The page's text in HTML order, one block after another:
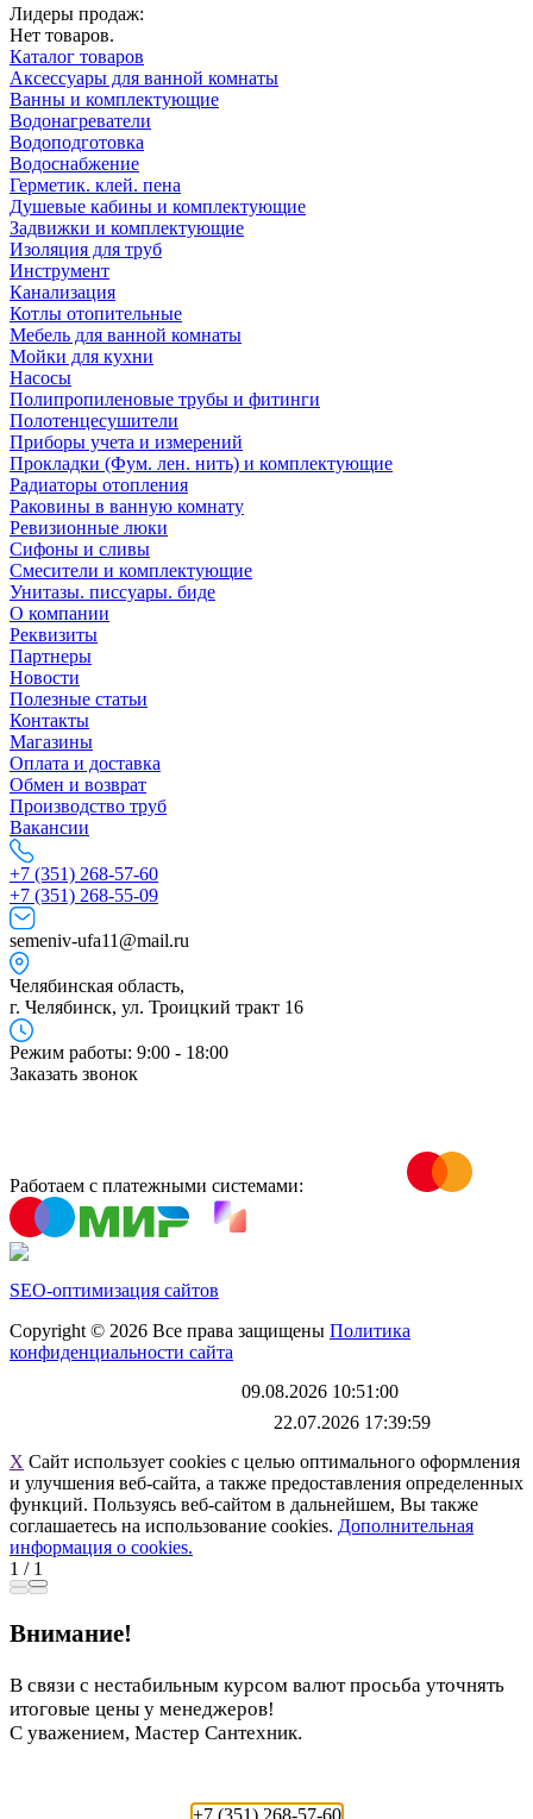
Лидеры продаж:
Нет товаров.
Каталог товаров
Аксессуары для ванной комнаты
Ванны и комплектующие
Водонагреватели
Водоподготовка
Водоснабжение
Герметик. клей. пена
Душевые кабины и комплектующие
Задвижки и комплектующие
Изоляция для труб
Инструмент
Канализация
Котлы отопительные
Мебель для ванной комнаты
Мойки для кухни
Насосы
Полипропиленовые трубы и фитинги
Полотенцесушители
Приборы учета и измерений
Прокладки (Фум. лен. нить) и комплектующие
Радиаторы отопления
Раковины в ванную комнату
Ревизионные люки
Сифоны и сливы
Смесители и комплектующие
Унитазы. писсуары. биде
О компании
Реквизиты
Партнеры
Новости
Полезные статьи
Контакты
Магазины
Оплата и доставка
Обмен и возврат
Производство труб
Вакансии
+7 (351) 268-57-60
+7 (351) 268-55-09
semeniv-ufa11@mail.ru
Челябинская область,
г. Челябинск, ул. Троицкий тракт 16
Режим работы: 9:00 - 18:00
Заказать звонок
Работаем с платежными системами:
SEO-оптимизация сайтов
Copyright © 2026 Все права защищены Политика
конфиденциальности сайта
09.08.2026 10:51:00
22.07.2026 17:39:59
X Сайт использует cookies с целью оптимального оформления
и улучшения веб-сайта, а также предоставления определенных
функций. Пользуясь веб-сайтом в дальнейшем, Вы также
соглашаетесь на использование cookies. Дополнительная
информация о cookies.
1 / 1
Внимание!
В связи с нестабильным курсом валют просьба уточнять
итоговые цены у менеджеров!
С уважением, Мастер Сантехник.
+7 (351) 268-57-60